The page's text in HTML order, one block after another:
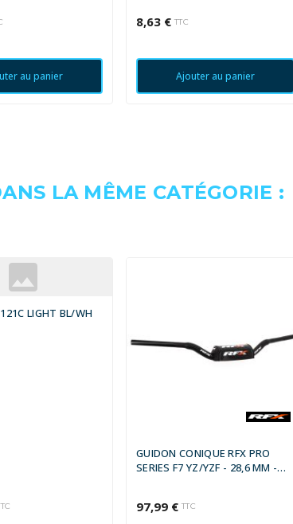
au panier
8,63 € TTC
Ajouter au panier
LA MÊME CATÉGORIE :
LIGHT BL/WH
GUIDON CONIQUE RFX PRO
SERIES F7 YZ/YZF - 28,6 MM -
97,99 € TTC